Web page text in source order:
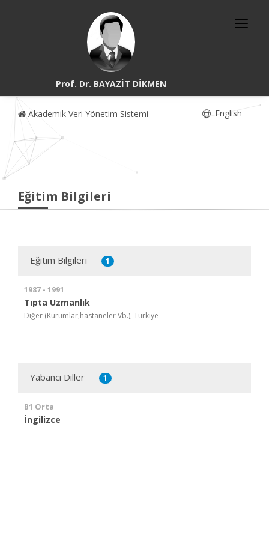
Prof. Dr. BAYAZİT DİKMEN
Akademik Veri Yönetim Sistemi English
Eğitim Bilgileri
Eğitim Bilgileri 1
1987 - 1991
Tıpta Uzmanlık
Diğer (Kurumlar,hastaneler Vb.), Türkiye
Yabancı Diller 1
B1 Orta
İngilizce